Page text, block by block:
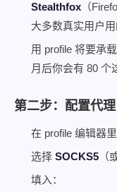
Stealthfox （
大多数真实用户用
用 profile 将要承
月后你会有 80 个
第二步：配置代理
在 profile 编辑器
选择 SOCKS5 （
填入：